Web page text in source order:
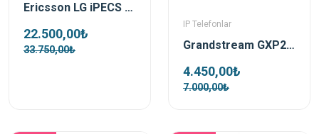
Ericsson LG iPECS LIP-9008G IP Telefon
22.500,00₺
33.750,00₺
IP Telefonlar
Grandstream GXP2140 Poe Destekli Ip Telefon
4.450,00₺
7.000,00₺